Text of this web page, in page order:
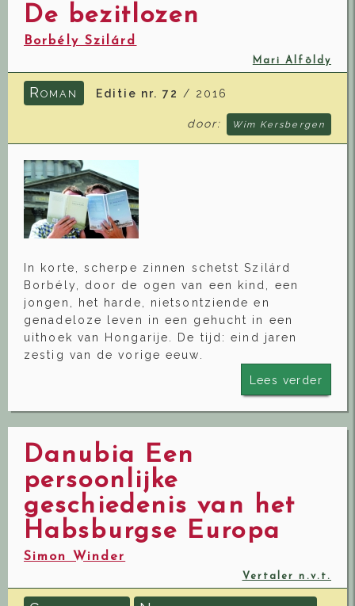
De bezitlozen
Borbély Szilárd
Mari Alföldy
ROMAN Editie nr. 72 / 2016
door: Wim Kersbergen
In korte, scherpe zinnen schetst Szilárd
Borbély, door de ogen van een kind, een
jongen, het harde, nietsontziende en
genadeloze leven in een gehucht in een
uithoek van Hongarije. De tijd: eind jaren
zestig van de vorige eeuw.
Lees verder
Danubia Een
persoonlijke
geschiedenis van het
Habsburgse Europa
Simon Winder
Vertaler n.v.t.